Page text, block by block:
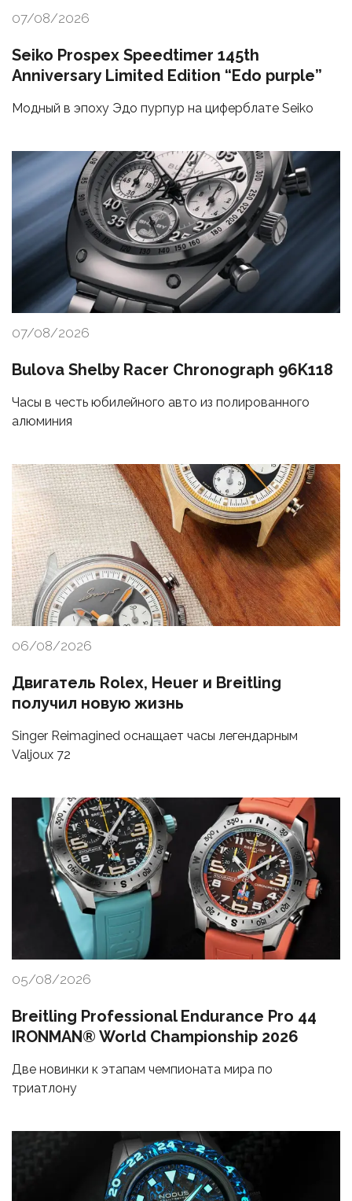
07/08/2026
Seiko Prospex Speedtimer 145th
Anniversary Limited Edition “Edo purple”
Модный в эпоху Эдо пурпур на циферблате Seiko
07/08/2026
Bulova Shelby Racer Chronograph 96K118
Часы в честь юбилейного авто из полированного
алюминия
06/08/2026
Двигатель Rolex, Heuer и Breitling
получил новую жизнь
Singer Reimagined оснащает часы легендарным
Valjoux 72
05/08/2026
Breitling Professional Endurance Pro 44
IRONMAN® World Championship 2026
Две новинки к этапам чемпионата мира по
триатлону